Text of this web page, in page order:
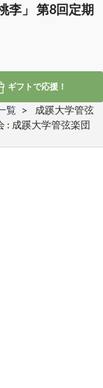
李」 第8回定期
ギフトで応援！
覧
成蹊大学管弦
: 成蹊大学管弦楽団